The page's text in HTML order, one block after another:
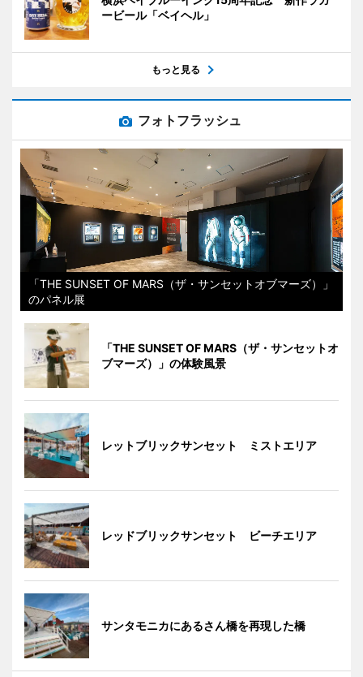
ービール「ベイヘル」
もっと見る
フォトフラッシュ
「THE SUNSET OF MARS（ザ・サンセットオブマーズ）」
のパネル展
「THE SUNSET OF MARS（ザ・サンセットオ
ブマーズ）」の体験風景
レットブリックサンセット ミストエリア
レッドブリックサンセット ビーチエリア
サンタモニカにあるさん橋を再現した橋